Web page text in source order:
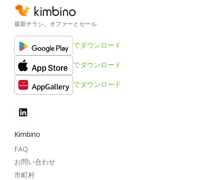
最新チラシ、オファーとセール
でダウンロード
でダウンロード
でダウンロード
Kimbino
FAQ
お問い合わせ
市町村